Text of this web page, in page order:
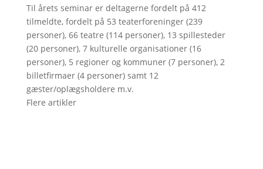
Til årets seminar er deltagerne fordelt på 412
tilmeldte, fordelt på 53 teaterforeninger (239
personer), 66 teatre (114 personer), 13 spillesteder
(20 personer), 7 kulturelle organisationer (16
personer), 5 regioner og kommuner (7 personer), 2
billetfirmaer (4 personer) samt 12
gæster/oplægsholdere m.v.
Flere artikler